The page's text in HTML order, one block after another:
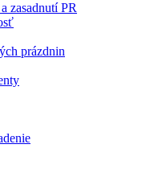
zasadnutí PR
prázdnin